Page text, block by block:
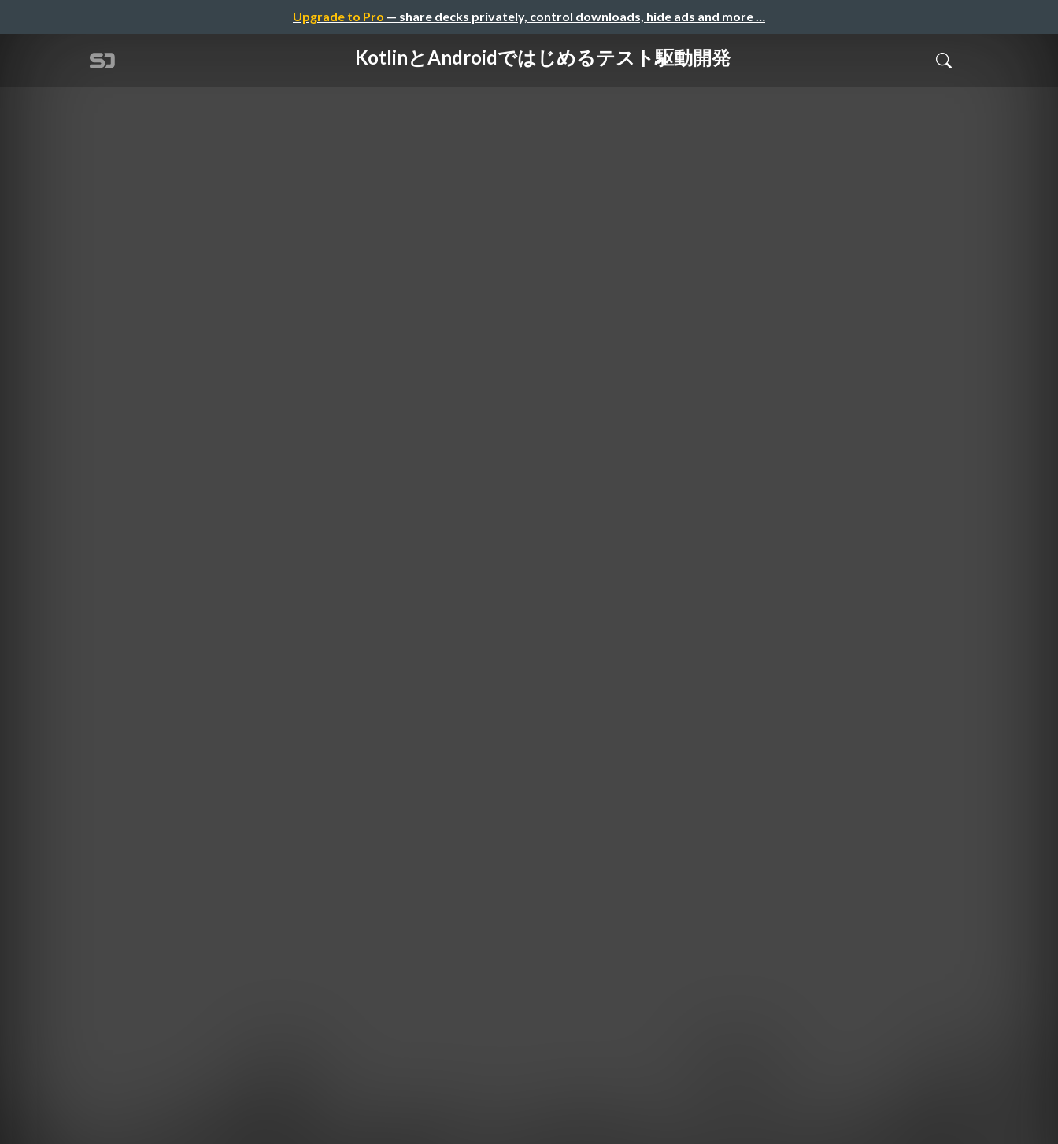
Upgrade to Pro — share decks privately, control downloads, hide ads and more …
KotlinとAndroidではじめるテスト駆動開発